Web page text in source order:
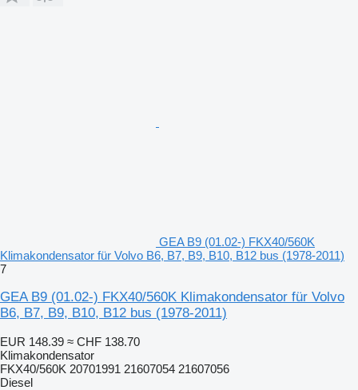
GEA B9 (01.02-) FKX40/560K
Klimakondensator für Volvo B6, B7, B9, B10, B12 bus (1978-2011)
7
GEA B9 (01.02-) FKX40/560K Klimakondensator für Volvo
B6, B7, B9, B10, B12 bus (1978-2011)
EUR 148.39 ≈ CHF 138.70
Klimakondensator
FKX40/560K 20701991 21607054 21607056
Diesel